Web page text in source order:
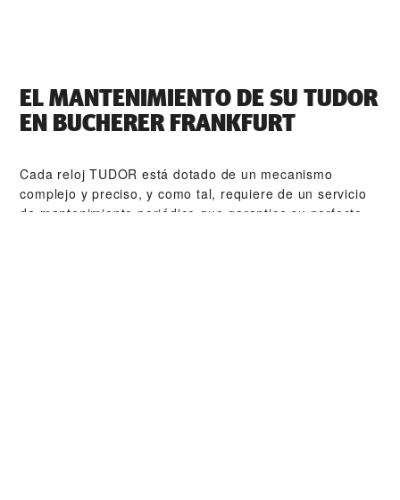
EL MANTENIMIENTO DE SU TUDOR
EN ‭BUCHERER FRANKFURT‬
Cada reloj TUDOR está dotado de un mecanismo
complejo y preciso, y como tal, requiere de un servicio
de mantenimiento periódico que garantice su perfecto